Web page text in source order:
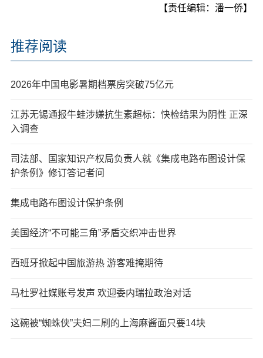
【责任编辑：潘一侨】
推荐阅读
2026年中国电影暑期档票房突破75亿元
江苏无锡通报牛蛙涉嫌抗生素超标：快检结果为阴性 正深
入调查
司法部、国家知识产权局负责人就《集成电路布图设计保
护条例》修订答记者问
集成电路布图设计保护条例
美国经济“不可能三角”矛盾交织冲击世界
西班牙掀起中国旅游热 游客难掩期待
马杜罗社媒账号发声 欢迎委内瑞拉政治对话
这碗被“蜘蛛侠”夫妇二刷的上海麻酱面只要14块